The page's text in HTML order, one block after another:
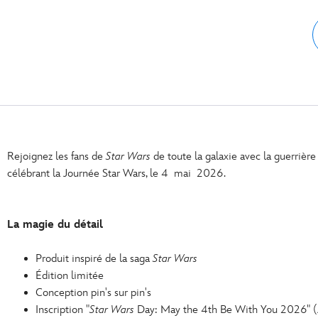
Rejoignez les fans deStar Wars de toute la galaxie avec la
célébrant la Journée Star Wars, le 4 mai 2026.
La magie du détail
Produit inspiré de la sagaStar Wars
Édition limitée
Conception pin's sur pin's
Inscription "Star Wars Day: May the 4th Be With You 2026"